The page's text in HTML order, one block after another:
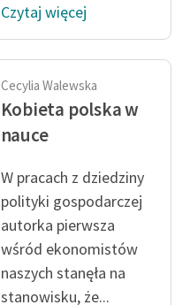
Czytaj więcej
Cecylia Walewska
Kobieta polska w
nauce
W pracach z dziedziny
polityki gospodarczej
autorka pierwsza
wśród ekonomistów
naszych stanęła na
stanowisku, że...